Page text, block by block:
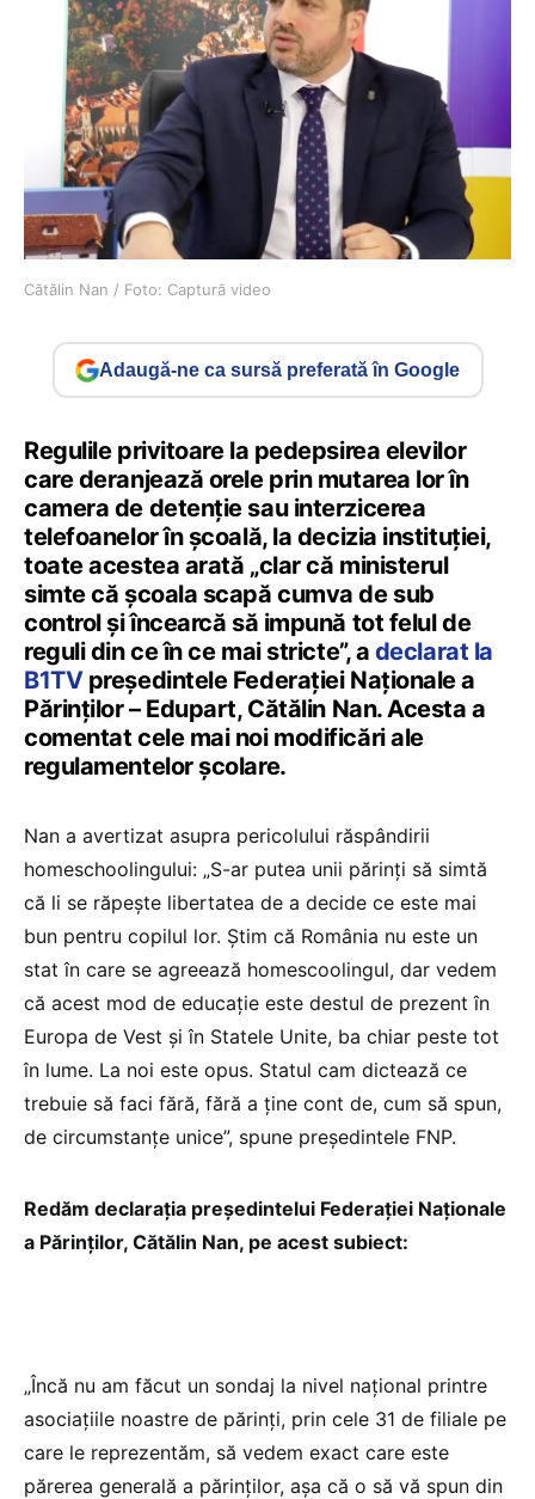
Cătălin Nan / Foto: Captură video
Adaugă-ne ca sursă preferată în Google
Regulile privitoare la pedepsirea elevilor
care deranjează orele prin mutarea lor în
camera de detenție sau interzicerea
telefoanelor în școală, la decizia instituției,
toate acestea arată „clar că ministerul
simte că școala scapă cumva de sub
control și încearcă să impună tot felul de
reguli din ce în ce mai stricte”, a declarat la
B1TVpreședintele Federației Naționale a
Părinților – Edupart, Cătălin Nan. Acesta a
comentat cele mai noi modificări ale
regulamentelor școlare.
Nan a avertizat asupra pericolului răspândirii
homeschoolingului: „S-ar putea unii părinți să simtă
că li se răpește libertatea de a decide ce este mai
bun pentru copilul lor. Știm că România nu este un
stat în care se agreează homescoolingul, dar vedem
că acest mod de educație este destul de prezent în
Europa de Vest și în Statele Unite, ba chiar peste tot
în lume. La noi este opus. Statul cam dictează ce
trebuie să faci fără, fără a ține cont de, cum să spun,
de circumstanțe unice”, spune președintele FNP.
Redăm declarația președintelui Federației Naționale
a Părinților, Cătălin Nan, pe acest subiect:
„Încă nu am făcut un sondaj la nivel național printre
asociațiile noastre de părinți, prin cele 31 de filiale pe
care le reprezentăm, să vedem exact care este
părerea generală a părinților, așa că o să vă spun din